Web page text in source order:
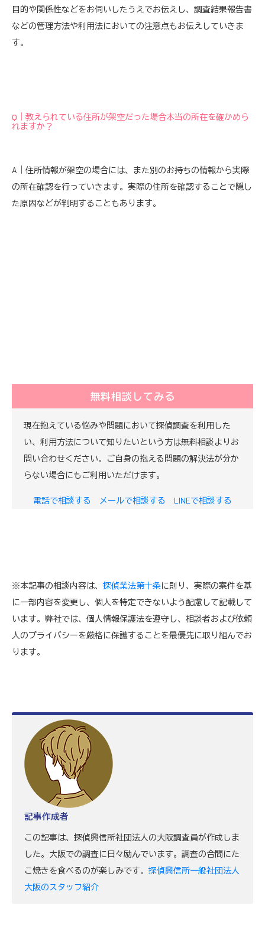
目的や関係性などをお伺いしたうえでお伝えし、調査結果報告書
などの管理方法や利用法においての注意点もお伝えしていきま
す。
Q｜教えられている住所が架空だった場合本当の所在を確かめら
れますか？
A｜住所情報が架空の場合には、また別のお持ちの情報から実際
の所在確認を行っていきます。実際の住所を確認することで隠し
た原因などが判明することもあります。
無料相談してみる
現在抱えている悩みや問題において探偵調査を利用した
い、利用方法について知りたいという方は無料相談よりお
問い合わせください。ご自身の抱える問題の解決法が分か
らない場合にもご利用いただけます。
電話で相談する メールで相談する LINEで相談する
※本記事の相談内容は、 探偵業法第十条に則り、実際の案件を基
に一部内容を変更し、個人を特定できないよう配慮して記載して
います。弊社では、個人情報保護法を遵守し、相談者および依頼
人のプライバシーを厳格に保護することを最優先に取り組んでお
ります。
記事作成者
この記事は、探偵興信所社団法人の大阪調査員が作成しま
した。大阪での調査に日々励んでいます。調査の合間にた
こ焼きを食べるのが楽しみです。 探偵興信所一般社団法人
大阪のスタッフ紹介